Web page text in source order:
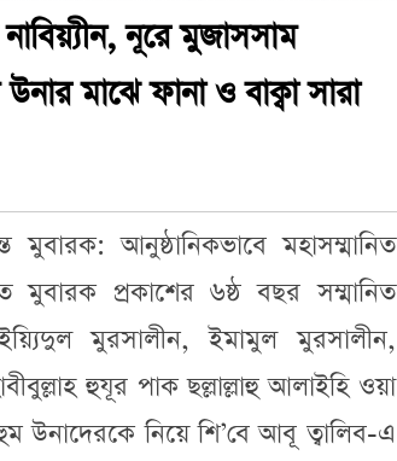
নূরে মুজাসসাম
মাঝে ফানা ও বাক্বা সারা
মুবারক: আনুষ্ঠানিকভাবে মহাসম্মানিত
মুবারক প্রকাশের ৬ষ্ঠ বছর সম্মানিত
মুরসালীন, ইমামুল মুরসালীন,
হুযূর পাক ছল্লাল্লাহু আলাইহি ওয়া
উনাদেরকে নিয়ে শি’বে আবূ ত্বালিব-এ